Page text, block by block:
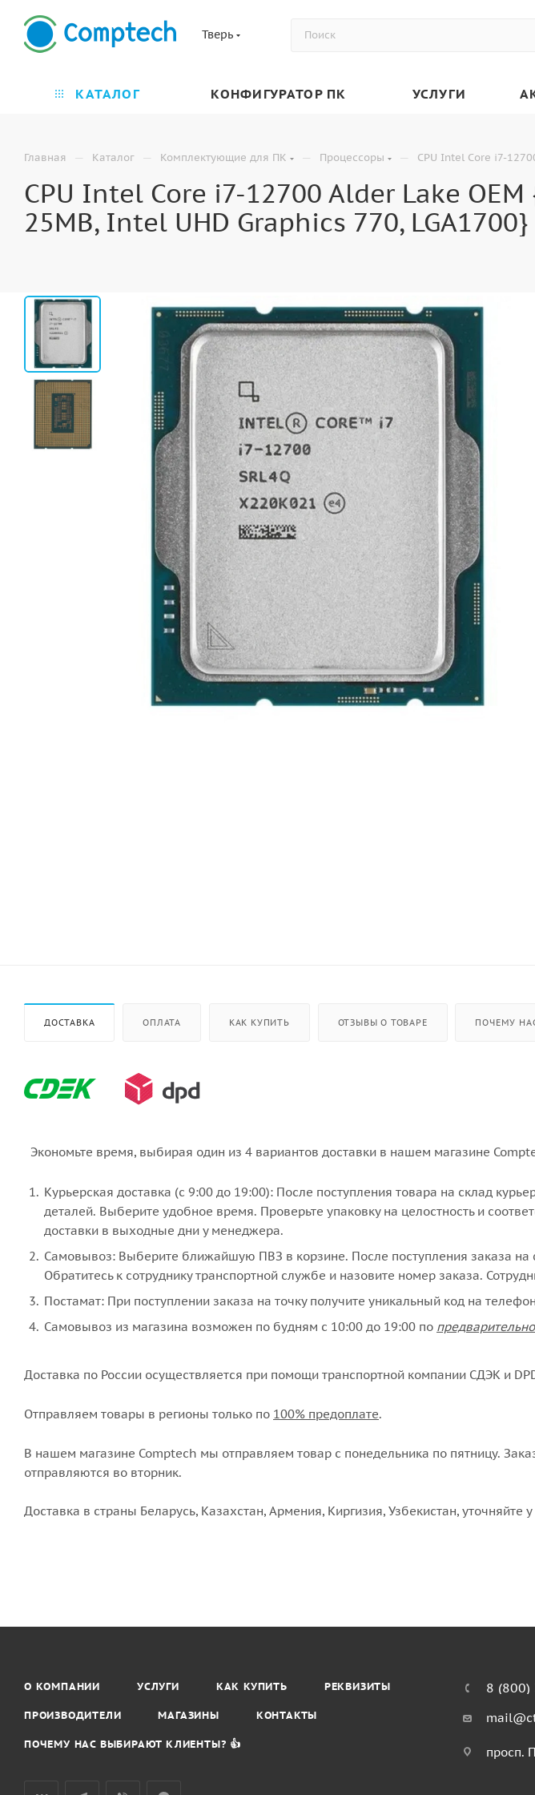
Тверь
КАТАЛОГ КОНФИГУРАТОР ПК УСЛУГИ
Главная — Каталог — Комплектующие для ПК — Процессоры — CPU Intel Core i7-
CPU Intel Core i7-12700 Alder Lake
25MB, Intel UHD Graphics 770, LGA1700}
ДОСТАВКА ОПЛАТА КАК КУПИТЬ ОТЗЫВЫ О ТОВАРЕ ПОЧЕМУ
Экономьте время, выбирая один из 4 вариантов доставки в нашем магазине
Курьерская доставка (с 9:00 до 19:00): После поступления товара на склад
деталей. Выберите удобное время. Проверьте упаковку на целостность и
доставки в выходные дни у менеджера.
Самовывоз: Выберите ближайшую ПВЗ в корзине. После поступления заказа на
Обратитесь к сотруднику транспортной службе и назовите номер заказа.
Постамат: При поступлении заказа на точку получите уникальный код на
Самовывоз из магазина возможен по будням с 10:00 до 19:00 по
Доставка по России осуществляется при помощи транспортной компании СДЭК и
Отправляем товары в регионы только по 100% предоплате.
В нашем магазине Comptech мы отправляем товар с понедельника по пятницу.
отправляются во вторник.
Доставка в страны Беларусь, Казахстан, Армения, Киргизия, Узбекистан, уточняйте
О КОМПАНИИ УСЛУГИ КАК КУПИТЬ РЕКВИЗИТЫ
ПРОИЗВОДИТЕЛИ МАГАЗИНЫ КОНТАКТЫ
ПОЧЕМУ НАС ВЫБИРАЮТ КЛИЕНТЫ? 👍
8 (800)
просп.